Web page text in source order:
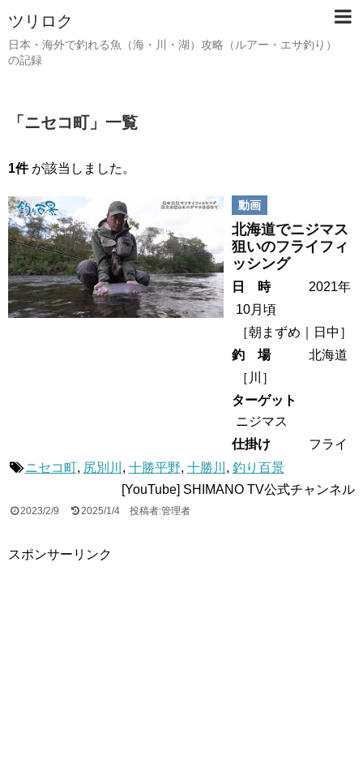
ツリロク
日本・海外で釣れる魚（海・川・湖）攻略（ルアー・エサ釣り）
の記録
「 ニセコ町」 一覧
1件が該当しました。
動画
北海道でニジマス
狙いのフライフィ
ッシング
日 時
2021年
10月頃
［朝まずめ 日中 ］
釣 場
北海道
［ 川
］
ターゲット
ニジマス
仕掛け
フライ
ニセコ町, 尻別川 , 十勝平野, 十勝川 , 釣り百景
[YouTube] SHIMANO TV公式チャンネル
2023/2/9 2025/1/4 投稿者:管理者
スポンサーリンク